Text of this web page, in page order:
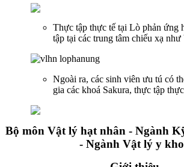
Thực tập thực tế tại Lò phản ứng
tập tại các trung tâm chiếu xạ
Ngoài ra, các sinh viên ưu tú có
gia các khoá Sakura, thực tập
Bộ môn Vật lý hạt nhân - Ngành
- Ngành Vật lý y